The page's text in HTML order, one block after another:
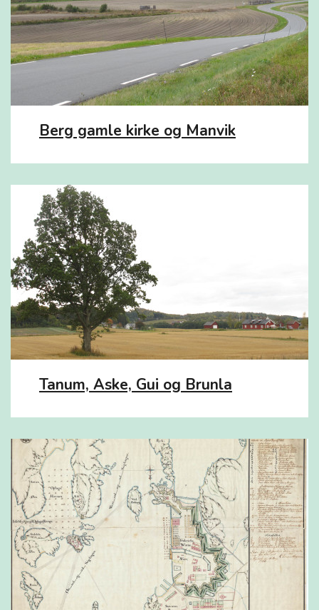
Berg gamle kirke og Manvik
Tanum, Aske, Gui og Brunla